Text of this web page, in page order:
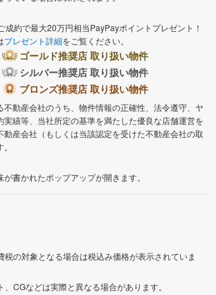
成約で最大20万円相当PayPayポイントプレゼント！
プレゼント詳細をご覧ください。
ゴールド推奨店 取り扱い物件
シルバー推奨店 取り扱い物件
ブロンズ推奨店 取り扱い物件
不動産会社のうち、物件情報の正確性、法令遵守、ヤ
実績等、当社所定の基準を満たした優良な店舗運営を
産会社（もしくは当該認定を受けた不動産会社の取
書かれたポップアップが開きます。
税の対象となる場合は税込み価格が表示されていま
CGなどは実際と異なる場合があります。